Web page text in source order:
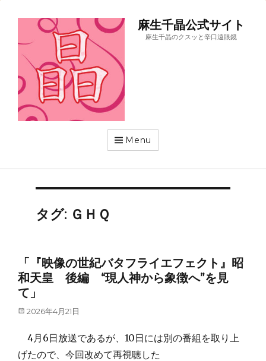
麻生千晶公式サイト
麻生千晶のクスッと辛口遠眼鏡
Menu
タグ: ＧＨＱ
「『映像の世紀バタフライエフェクト』昭
和天皇 後編 “現人神から象徴へ”を見
て」
Posted
2026年4月21日
4月6日放送であるが、10日には別の番組を取り上
げたので、今回改めて再視聴した